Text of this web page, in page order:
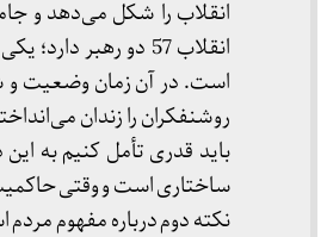
انقلاب را شکل می‌دهد و
انقلاب 57 دو
است. در آن زمان وضعیت و
روشنفکران را زندان
باید قدری تأمل کنیم به
ساختاری است و وقتی